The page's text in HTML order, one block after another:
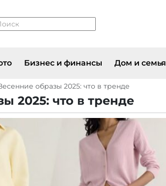
Бизнес и финансы Дом и семья
образы 2025: что в тренде
2025: что в тренде